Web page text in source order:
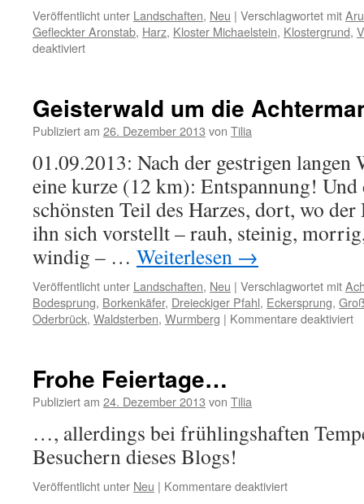
Veröffentlicht unter Landschaften, Neu | Verschlagwortet mit
Gefleckter Aronstab, Harz, Kloster Michaelstein, Klostergrund,
deaktiviertfür
Geisterwald um die
Publiziert am 26. Dezember 2013 von Tilia
01.09.2013: Nach der gestrigen langen
eine kurze (12 km): Entspannung! Und
schönsten Teil des Harzes, dort, wo
ihn sich vorstellt – rauh, steinig,
windig – … Weiterlesen →
Veröffentlicht unter Landschaften, Neu | Verschlagwortet mit
Bodesprung, Borkenkäfer, Dreieckiger Pfahl, Eckersprung,
Oderbrück, Waldsterben, Wurmberg | Kommentare deaktiviert
Frohe Feiertage…
Publiziert am 24. Dezember 2013 von Tilia
…, allerdings bei frühlingshaften
Besuchern dieses Blogs!
Veröffentlicht unter Neu | Kommentare deaktiviertfür